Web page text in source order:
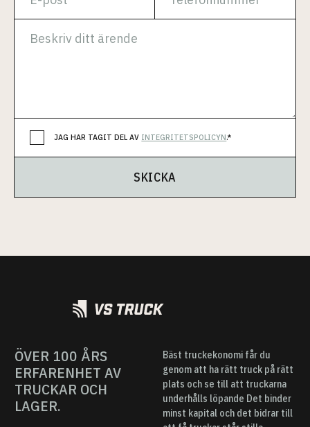
JAG HAR TAGIT DEL AV INTEGRITETSPOLICYN.*
SKICKA
ÖVER 100 ÅRS
ERFARENHET AV
TRUCKAR OCH
LAGER.
Bäst truckekonomi får du
genom att ha rätt truck på rätt
plats och se till att truckarna
underhålls löpande Det binder
minst kapital och det bidrar till